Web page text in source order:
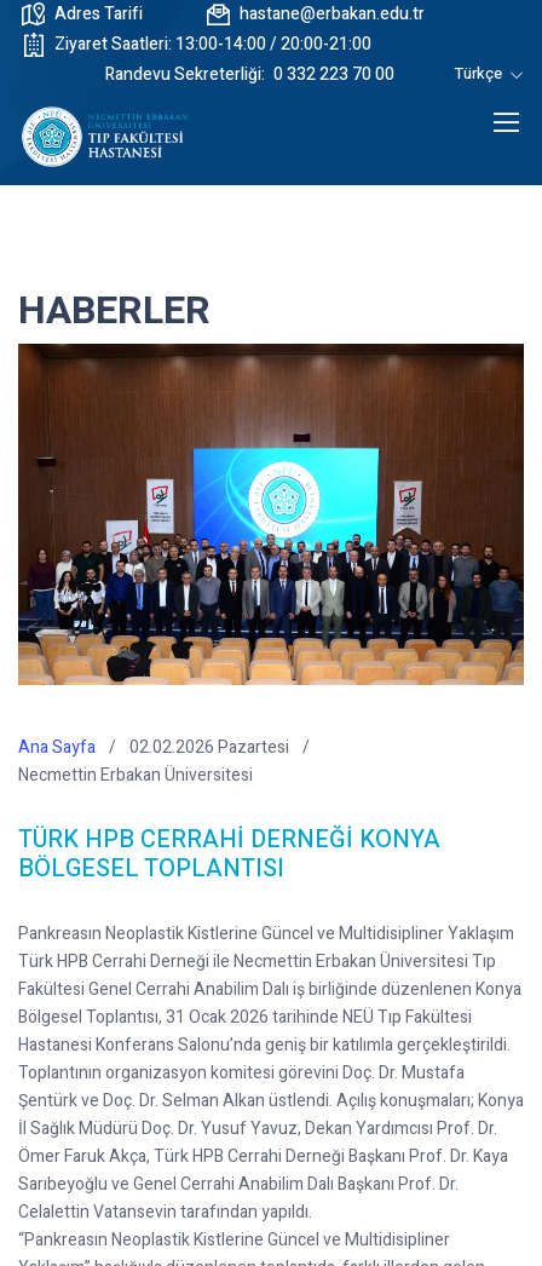
Adres Tarifi
hastane@erbakan.edu.tr
Ziyaret Saatleri: 13:00-14:00 / 20:00-21:00
Randevu Sekreterliği: 0 332 223 70 00 Türkçe
HABERLER
Ana Sayfa
02.02.2026 Pazartesi
Necmettin Erbakan Üniversitesi
TÜRK HPB CERRAHİ DERNEĞİ KONYA
BÖLGESEL TOPLANTISI
Pankreasın Neoplastik Kistlerine Güncel ve Multidisipliner Yaklaşım
Türk HPB Cerrahi Derneği ile Necmettin Erbakan Üniversitesi Tıp
Fakültesi Genel Cerrahi Anabilim Dalı iş birliğinde düzenlenen Konya
Bölgesel Toplantısı, 31 Ocak 2026 tarihinde NEÜ Tıp Fakültesi
Hastanesi Konferans Salonu’nda geniş bir katılımla gerçekleştirildi.
Toplantının organizasyon komitesi görevini Doç. Dr. Mustafa
Şentürk ve Doç. Dr. Selman Alkan üstlendi. Açılış konuşmaları; Konya
İl Sağlık Müdürü Doç. Dr. Yusuf Yavuz, Dekan Yardımcısı Prof. Dr.
Ömer Faruk Akça, Türk HPB Cerrahi Derneği Başkanı Prof. Dr. Kaya
Sarıbeyoğlu ve Genel Cerrahi Anabilim Dalı Başkanı Prof. Dr.
Celalettin Vatansevin tarafından yapıldı.
“Pankreasın Neoplastik Kistlerine Güncel ve Multidisipliner